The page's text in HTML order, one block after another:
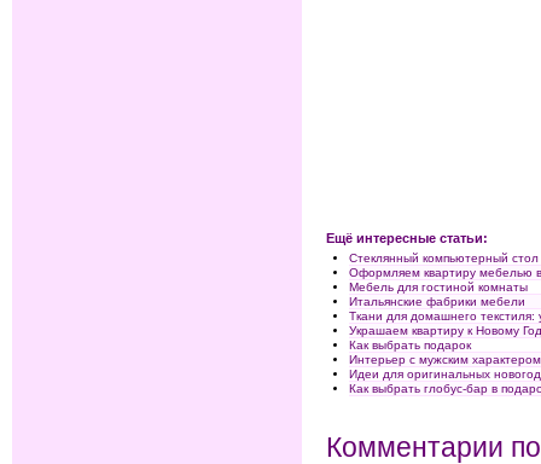
Ещё интересные статьи:
Стеклянный компьютерный
Оформляем квартиру мебелью
Мебель для гостиной комнаты
Итальянские фабрики мебели
Ткани для домашнего
Украшаем квартиру к Новому
Как выбрать подарок
Интерьер с мужским характером
Идеи для оригинальных
Как выбрать глобус-бар в
Комментарии